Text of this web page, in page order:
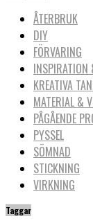
ÅTERBRUK
DIY
FÖRVARING
KREATIVA
MATERIAL &
PÅGÅENDE
PYSSEL
SÖMNAD
STICKNING
VIRKNING
Taggar